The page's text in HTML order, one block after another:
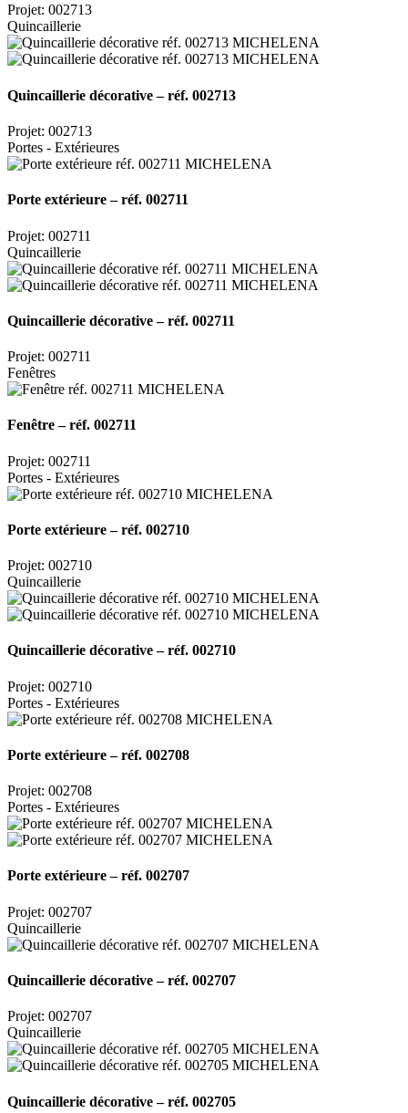
Projet: 002713
Quincaillerie
Quincaillerie décorative – réf. 002713
Projet: 002713
Portes - Extérieures
Porte extérieure – réf. 002711
Projet: 002711
Quincaillerie
Quincaillerie décorative – réf. 002711
Projet: 002711
Fenêtres
Fenêtre – réf. 002711
Projet: 002711
Portes - Extérieures
Porte extérieure – réf. 002710
Projet: 002710
Quincaillerie
Quincaillerie décorative – réf. 002710
Projet: 002710
Portes - Extérieures
Porte extérieure – réf. 002708
Projet: 002708
Portes - Extérieures
Porte extérieure – réf. 002707
Projet: 002707
Quincaillerie
Quincaillerie décorative – réf. 002707
Projet: 002707
Quincaillerie
Quincaillerie décorative – réf. 002705